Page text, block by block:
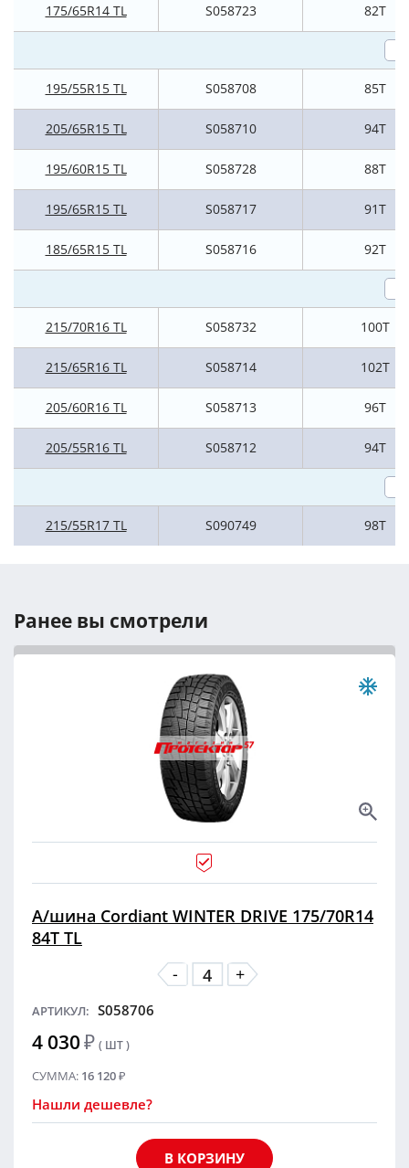
175/65R14 TL S058723 82T
195/55R15 TL S058708 85T
205/65R15 TL S058710 94T
195/60R15 TL S058728 88T
195/65R15 TL S058717 91T
185/65R15 TL S058716 92T
215/70R16 TL S058732 100T
215/65R16 TL S058714 102T
205/60R16 TL S058713 96T
205/55R16 TL S058712 94T
215/55R17 TL S090749 98T
Ранее вы смотрели
А/шина Cordiant WINTER DRIVE 175/70R14
84T TL
-
+
АРТИКУЛ: S058706
4 030₽ ( ШТ )
СУММА: 16 120₽
Нашли дешевле?
В КОРЗИНУ